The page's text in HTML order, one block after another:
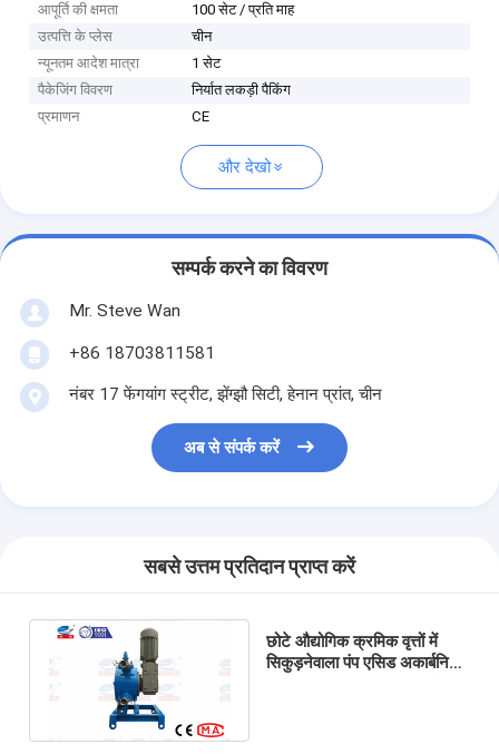
आपूर्ति की क्षमता
100 सेट / प्रति माह
उत्पत्ति के प्लेस
चीन
न्यूनतम आदेश मात्रा
1 सेट
पैकेजिंग विवरण
निर्यात लकड़ी पैकिंग
प्रमाणन
CE
और देखो
सम्पर्क करने का विवरण
Mr. Steve Wan
+86 18703811581
नंबर 17 फेंगयांग स्ट्रीट, झेंग्झौ सिटी, हेनान प्रांत, चीन
अब से संपर्क करें
सबसे उत्तम प्रतिदान प्राप्त करें
छोटे औद्योगिक क्रमिक वृत्तों में
सिकुड़नेवाला पंप एसिड अकार्बनिक